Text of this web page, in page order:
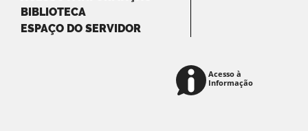
BIBLIOTECA
ESPAÇO DO SERVIDOR